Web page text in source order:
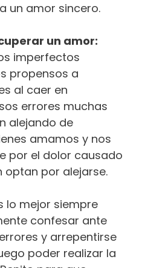
un amor sincero.
un amor:
imperfectos
propensos a
al caer en
errores muchas
alejando de
amamos y nos
por el dolor causado
optan por alejarse.
lo mejor siempre
confesar ante
y arrepentirse
poder realizar la